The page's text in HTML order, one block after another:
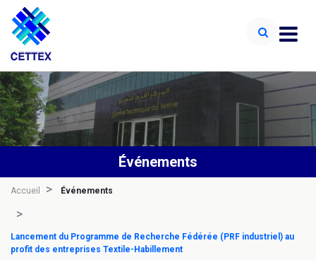
Événements
Accueil Événements
Lancement du Programme de Recherche Fédérée (PRF industriel) au
profit des entreprises Textile-Habillement